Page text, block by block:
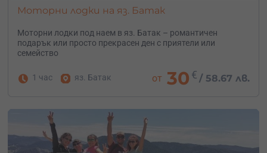
Моторни лодки на яз. Батак
Моторни лодки под наем в яз. Батак – романтичен
подарък или просто прекрасен ден с приятели или
семейство
1 час яз. Батак от 30 € /58.67 лв.